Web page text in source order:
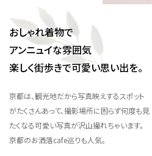
おしゃれ着物で
アンニュイな雰囲気
楽しく街歩きで可愛い思い出を。
京都は、観光地だから写真映えするスポット
がたくさんあって、撮影場所に困らず何度も見
たくなる可愛い写真が沢山撮れちゃいます。
京都のお洒落cafe巡りも人気。